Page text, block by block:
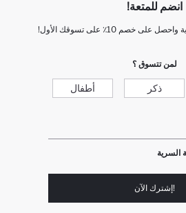
انضم للمتعة!
خصم 10٪ على تسوقك الأول!
لمن تتسوق ؟
ذكر أطفال
السرية
!إشترك الآن